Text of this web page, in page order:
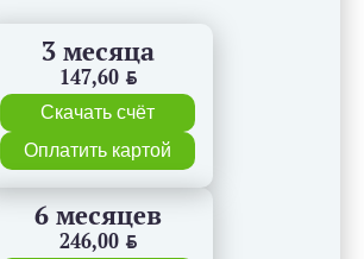
3 месяца
147,60 BYN
Скачать счёт
Оплатить картой
6 месяцев
246,00 BYN